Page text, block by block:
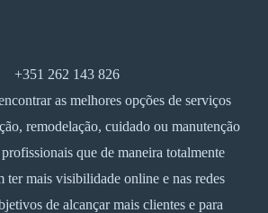
+351 262 143 826
as melhores opções de serviços
remodelação, cuidado ou manutenção
que de maneira totalmente
ter mais visibilidade online e nas redes
de alcançar mais clientes e para